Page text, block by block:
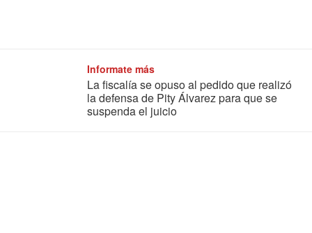
Informate más
La fiscalía se opuso al pedido que realizó
la defensa de Pity Álvarez para que se
suspenda el juicio